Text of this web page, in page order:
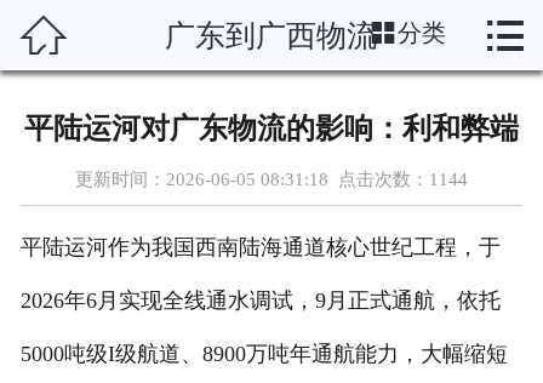
 首页
物流博客
物流助手
 广东到广西物流分类 
平陆运河对广东物流的影响：利和弊端
更新时间：2026-06-05 08:31:18 点击次数： 1144
平陆运河作为我国西南陆海通道核心世纪工程，于
2026年6月实现全线通水调试，9月正式通航，依托
5000吨级I级航道、8900万吨年通航能力，大幅缩短